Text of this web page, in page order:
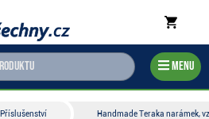
Menu
Příslušenství Handmade Teraka narámek,